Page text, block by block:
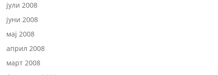
јули 2008
јуни 2008
мај 2008
април 2008
март 2008